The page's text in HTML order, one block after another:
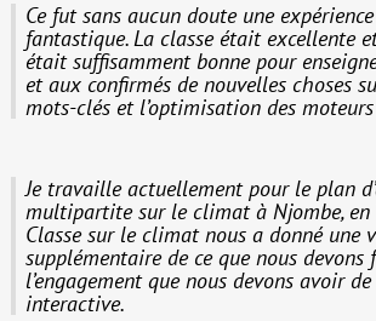
Ce fut sans aucun doute une
fantastique. La classe était excellente
était suffisamment bonne pour
et aux confirmésde nouvelles choses
mots-clés et l’optimisation des
Je travaille actuellement pour le plan
multipartite sur le climat à Njombe, en
Classe sur le climat nous a donné une
supplémentaire de ce que nous devons
l’engagement que nous devons avoir
interactive.